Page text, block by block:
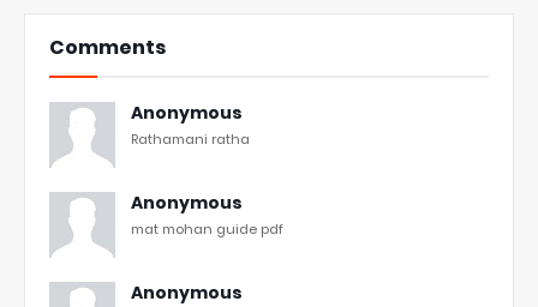
Comments
Anonymous
Rathamani ratha
Anonymous
mat mohan guide pdf
Anonymous